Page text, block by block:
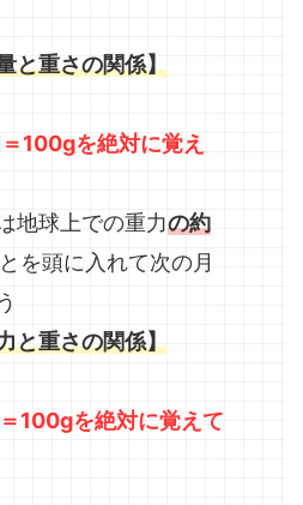
と重さの関係】
＝100gを絶対に覚え
地球上での重力の約
を頭に入れて次の月
と重さの関係】
＝100gを絶対に覚えて